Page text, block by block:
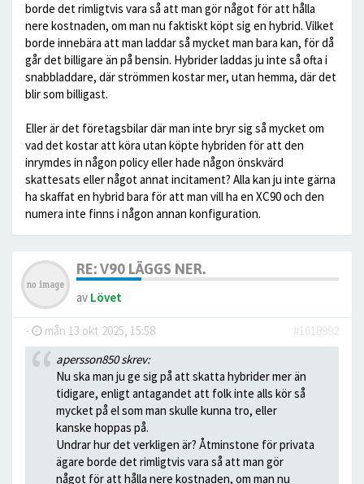
borde det rimligtvis vara så att man gör något för att hålla
nere kostnaden, om man nu faktiskt köpt sig en hybrid. Vilket
borde innebära att man laddar så mycket man bara kan, för då
går det billigare än på bensin. Hybrider laddas ju inte så ofta i
snabbladdare, där strömmen kostar mer, utan hemma, där det
blir som billigast.
Eller är det företagsbilar där man inte bryr sig så mycket om
vad det kostar att köra utan köpte hybriden för att den
inrymdes in någon policy eller hade någon önskvärd
skattesats eller något annat incitament? Alla kan ju inte gärna
ha skaffat en hybrid bara för att man vill ha en XC90 och den
numera inte finns i någon annan konfiguration.
RE: V90 LÄGGS NER.
av Lövet
- mån 13 okt 2025, 15:58
#1618992
apersson850 skrev:
Nu ska man ju ge sig på att skatta hybrider mer än
tidigare, enligt antagandet att folk inte alls kör så
mycket på el som man skulle kunna tro, eller
kanske hoppas på.
Undrar hur det verkligen är? Åtminstone för privata
ägare borde det rimligtvis vara så att man gör
något för att hålla nere kostnaden, om man nu